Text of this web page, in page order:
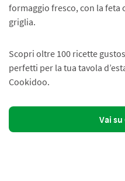
formaggio fresco, con la
griglia.
Scopri oltre 100 ricette
perfetti per la tua tavola
Cookidoo.
Vai